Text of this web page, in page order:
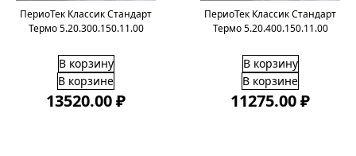
ПериоТек Классик Стандарт
Термо 5.20.300.150.11.00
В корзину
В корзине
13520.00 ₽
ПериоТек Классик Стандарт
Термо 5.20.400.150.11.00
В корзину
В корзине
11275.00 ₽